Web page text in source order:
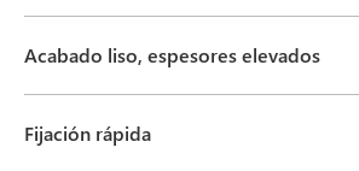
Acabado liso, espesores elevados
Fijación rápida